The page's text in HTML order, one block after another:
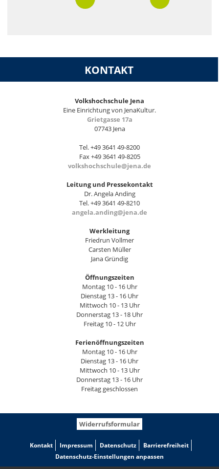
KONTAKT
Volkshochschule Jena
Eine Einrichtung von JenaKultur.
Grietgasse 17a
07743 Jena
Tel. +49 3641 49-8200
Fax +49 3641 49-8205
volkshochschule@jena.de
Leitung und Pressekontakt
Dr. Angela Anding
Tel. +49 3641 49-8210
angela.anding@jena.de
Werkleitung
Friedrun Vollmer
Carsten Müller
Jana Gründig
Öffnungszeiten
Montag 10 - 16 Uhr
Dienstag 13 - 16 Uhr
Mittwoch 10 - 13 Uhr
Donnerstag 13 - 18 Uhr
Freitag 10 - 12 Uhr
Ferienöffnungszeiten
Montag 10 - 16 Uhr
Dienstag 13 - 16 Uhr
Mittwoch 10 - 13 Uhr
Donnerstag 13 - 16 Uhr
Freitag geschlossen
Widerrufsformular
Kontakt Impressum Datenschutz
Barrierefreiheit
Datenschutz-Einstellungen anpassen